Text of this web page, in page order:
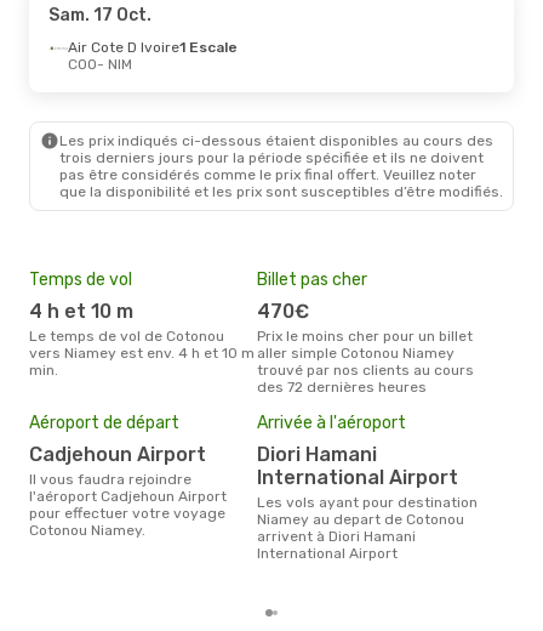
Sam. 17 Oct.
Air Cote D Ivoire1 Escale
COO- NIM
Les prix indiqués ci-dessous étaient disponibles au cours des
trois derniers jours pour la période spécifiée et ils ne doivent
pas être considérés comme le prix final offert. Veuillez noter
que la disponibilité et les prix sont susceptibles d’être modifiés.
Temps de vol
4 h et 10 m
Le temps de vol de Cotonou
vers Niamey est env. 4 h et 10 m
min.
Billet pas cher
470€
Prix le moins cher pour un billet
aller simple Cotonou Niamey
trouvé par nos clients au cours
des 72 dernières heures
Aéroport de départ
Cadjehoun Airport
Il vous faudra rejoindre
l'aéroport Cadjehoun Airport
pour effectuer votre voyage
Cotonou Niamey.
Arrivée à l'aéroport
Diori Hamani
International Airport
Les vols ayant pour destination
Niamey au depart de Cotonou
arrivent à Diori Hamani
International Airport